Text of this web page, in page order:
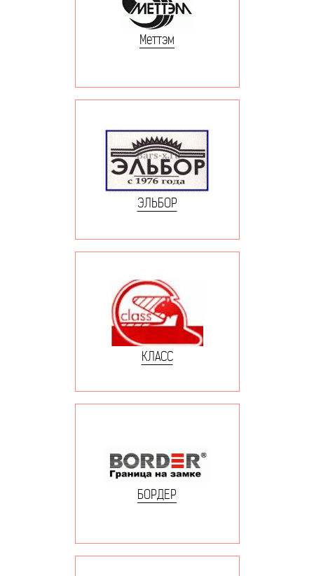
Меттэм
ЭЛЬБОР
КЛАСС
БОРДЕР